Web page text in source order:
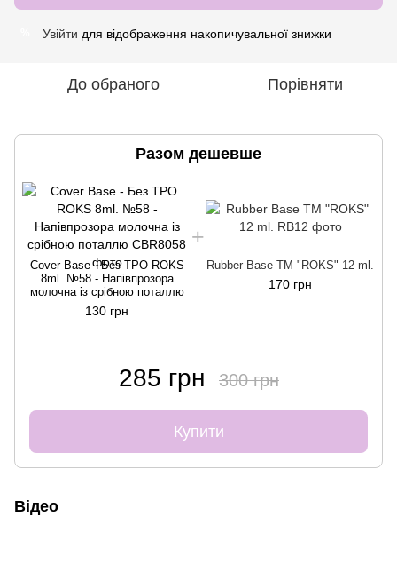
Увійти для відображення накопичувальної знижки
До обраного Порівняти
Разом дешевше
Cover Base - Без ТРО ROKS
8ml. №58 - Напівпрозора
молочна із срібною поталлю
130 грн
Rubber Base ТМ "ROKS" 12 ml.
170 грн
285 грн 300 грн
Купити
Відео